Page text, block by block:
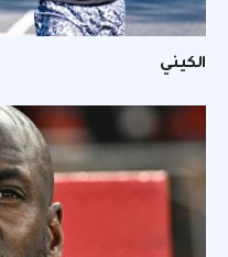
الكيني